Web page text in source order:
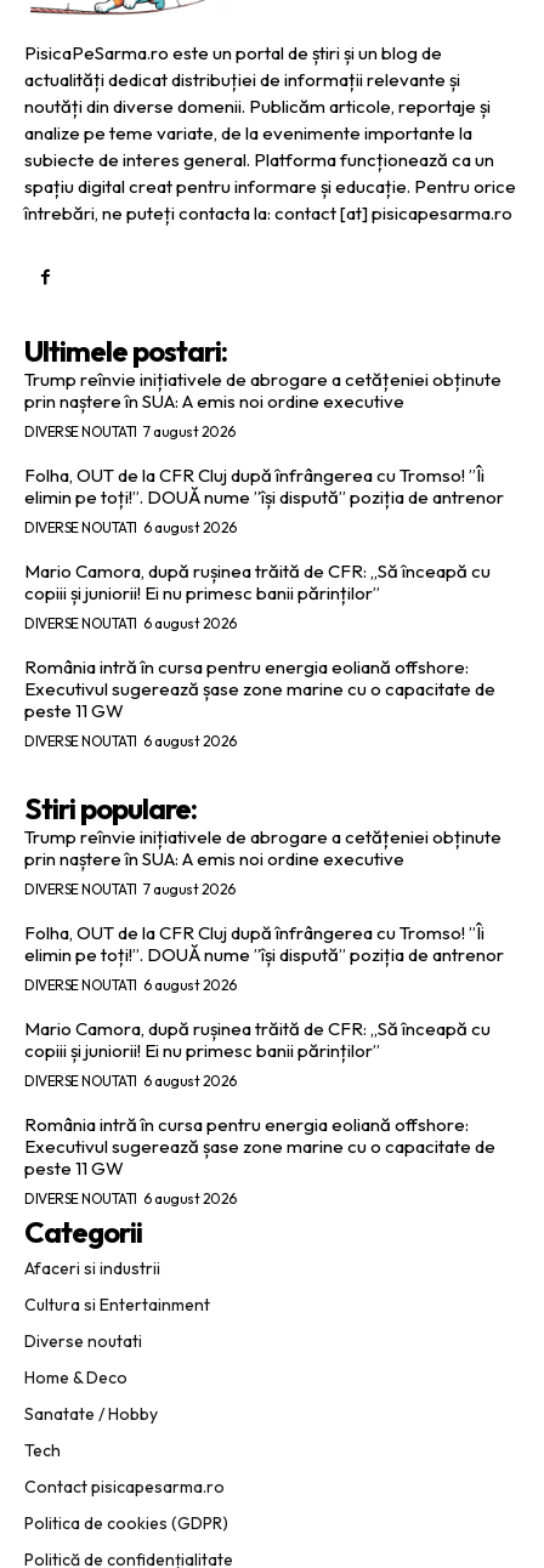
PisicaPeSarma.ro este un portal de știri și un blog de
actualități dedicat distribuției de informații relevante și
noutăți din diverse domenii. Publicăm articole, reportaje și
analize pe teme variate, de la evenimente importante la
subiecte de interes general. Platforma funcționează ca un
spațiu digital creat pentru informare și educație. Pentru orice
întrebări, ne puteți contacta la: contact [at] pisicapesarma.ro
Ultimele postari:
Trump reînvie inițiativele de abrogare a cetățeniei obținute
prin naștere în SUA: A emis noi ordine executive
DIVERSE NOUTATI 7 august 2026
Folha, OUT de la CFR Cluj după înfrângerea cu Tromso! ”Îi
elimin pe toți!”. DOUĂ nume ”își dispută” poziția de antrenor
DIVERSE NOUTATI 6 august 2026
Mario Camora, după rușinea trăită de CFR: „Să înceapă cu
copiii și juniorii! Ei nu primesc banii părinților”
DIVERSE NOUTATI 6 august 2026
România intră în cursa pentru energia eoliană offshore:
Executivul sugerează șase zone marine cu o capacitate de
peste 11 GW
DIVERSE NOUTATI 6 august 2026
Stiri populare:
Trump reînvie inițiativele de abrogare a cetățeniei obținute
prin naștere în SUA: A emis noi ordine executive
DIVERSE NOUTATI 7 august 2026
Folha, OUT de la CFR Cluj după înfrângerea cu Tromso! ”Îi
elimin pe toți!”. DOUĂ nume ”își dispută” poziția de antrenor
DIVERSE NOUTATI 6 august 2026
Mario Camora, după rușinea trăită de CFR: „Să înceapă cu
copiii și juniorii! Ei nu primesc banii părinților”
DIVERSE NOUTATI 6 august 2026
România intră în cursa pentru energia eoliană offshore:
Executivul sugerează șase zone marine cu o capacitate de
peste 11 GW
DIVERSE NOUTATI 6 august 2026
Categorii
Afaceri si industrii
Cultura si Entertainment
Diverse noutati
Home & Deco
Sanatate / Hobby
Tech
Contact pisicapesarma.ro
Politica de cookies (GDPR)
Politică de confidențialitate